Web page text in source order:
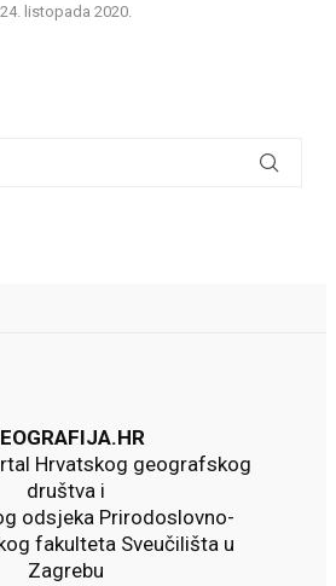
24. listopada 2020.
Hrvatskog geografskog
društva i
odsjeka Prirodoslovno-
fakulteta Sveučilišta u
Zagrebu